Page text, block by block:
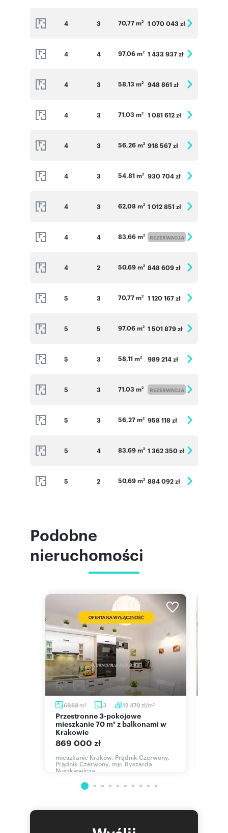
4 3 70,77 m2 1 070 043 zł
4 4 97,06 m2 1 433 937 zł
4 3 58,13 m2 948 861 zł
4 3 71,03 m2 1 081 612 zł
4 3 56,26 m2 918 567 zł
4 3 54,81 m2 930 704 zł
4 3 62,08 m2 1 012 851 zł
4 4 83,66 m2 REZERWACJA
4 2 50,69 m2 848 609 zł
5 3 70,77 m2 1 120 167 zł
5 5 97,06 m2 1 501 879 zł
5 3 58,11 m2 989 214 zł
5 3 71,03 m2 REZERWACJA
5 3 56,27 m2 958 118 zł
5 4 83,69 m2 1 362 350 zł
5 2 50,69 m2 884 092 zł
Podobne
nieruchomości
69,69 m2 3 12 470zł/m2
Przestronne 3-pokojowe
mieszkanie 70 m² z balkonami w
Krakowie
869 000 zł
mieszkanie Kraków, Prądnik Czerwony,
Prądnik Czerwony, mjr. Ryszarda
Nuszkiewicza